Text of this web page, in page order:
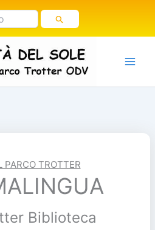
PARCO TROTTER
Biblioteca